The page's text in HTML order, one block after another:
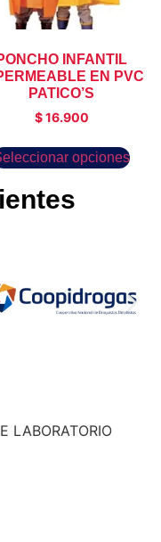
INFANTIL
EN PVC
PATICO’S
$16.900
opciones
LABORATORIO